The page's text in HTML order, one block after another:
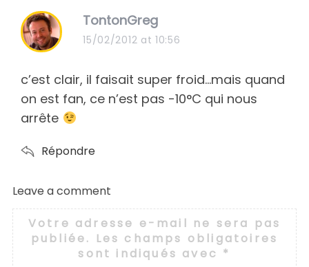
s
a
s
:
TontonGreg
15/02/2012 at 10:56
c’est clair, il faisait super froid…mais quand
on est fan, ce n’est pas -10°C qui nous
arrête
Répondre
L
e
a
v
Leave a comment
Votre adresse e-mail ne sera pas
publiée. Les champs obligatoires
sont indiqués avec *